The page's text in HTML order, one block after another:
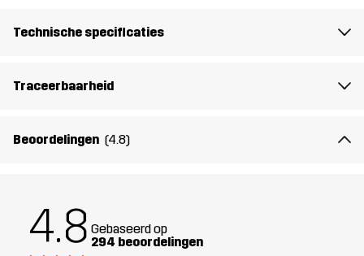
Ontworpen
VOOR ALLEDAAGS GEBRUIK
Artikelnummer
Technische specificaties
Traceerbaarheid
Beoordelingen (4.8)
4.8 Gebaseerd op
294 beoordelingen